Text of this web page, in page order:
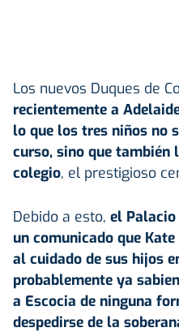
Los nuevos Duques de
recientemente a
lo que los tres niños no
curso, sino que también
colegio, el prestigioso
Debido a esto, el Palacio
un comunicado que
al cuidado de sus hijos
probablemente ya
a Escocia de ninguna
despedirse de la